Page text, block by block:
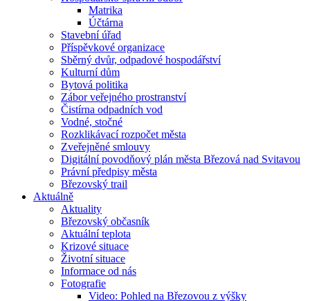
Matrika
Účtárna
Stavební úřad
Příspěvkové organizace
Sběrný dvůr, odpadové hospodářství
Kulturní dům
Bytová politika
Zábor veřejného prostranství
Čistírna odpadních vod
Vodné, stočné
Rozklikávací rozpočet města
Zveřejněné smlouvy
Digitální povodňový plán města Březová nad Svitavou
Právní předpisy města
Březovský trail
Aktuálně
Aktuality
Březovský občasník
Aktuální teplota
Krizové situace
Životní situace
Informace od nás
Fotografie
Video: Pohled na Březovou z výšky